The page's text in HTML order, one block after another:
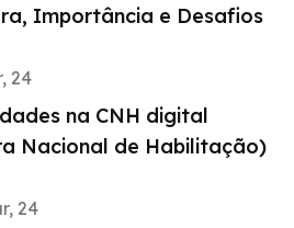
Importância e Desafios
24
na CNH digital
Nacional de Habilitação)
24